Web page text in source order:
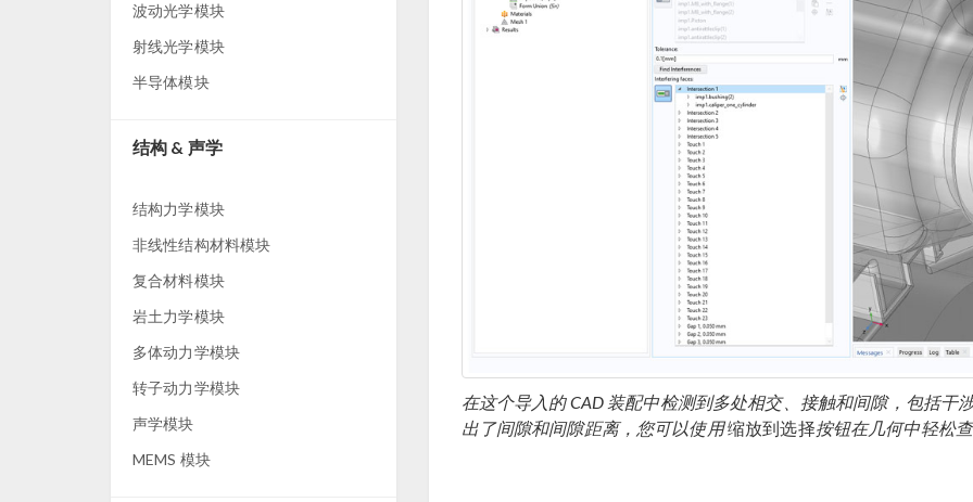
波动光学模块
射线光学模块
半导体模块
结构 & 声学
结构力学模块
非线性结构材料模块
复合材料模块
岩土力学模块
多体动力学模块
转子动力学模块
声学模块
MEMS 模块
在这个导入的 CAD 装配中检测到多处相交、接触和间隙，包括干
出了间隙和间隙距离，您可以使用缩放到选择按钮在几何中轻松